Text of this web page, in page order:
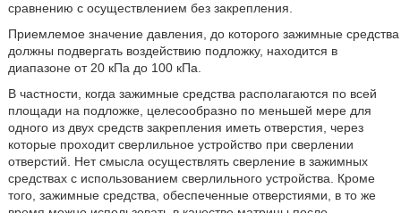
сравнению с осуществлением без закрепления.
Приемлемое значение давления, до которого зажимные средства
должны подвергать воздействию подложку, находится в
диапазоне от 20 кПа до 100 кПа.
В частности, когда зажимные средства располагаются по всей
площади на подложке, целесообразно по меньшей мере для
одного из двух средств закрепления иметь отверстия, через
которые проходит сверлильное устройство при сверлении
отверстий. Нет смысла осуществлять сверление в зажимных
средствах с использованием сверлильного устройства. Кроме
того, зажимные средства, обеспеченные отверстиями, в то же